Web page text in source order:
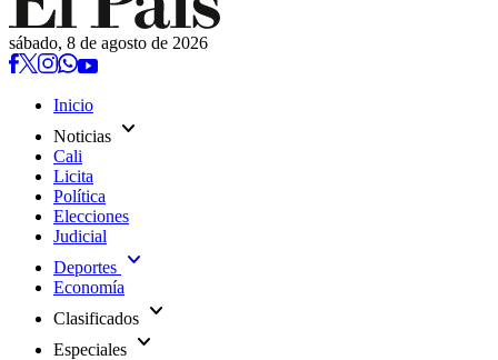
sábado, 8 de agosto de 2026
Inicio
Noticias expand_more
Cali
Licita
Política
Elecciones
Judicial
Deportes expand_more
Economía
Clasificados expand_more
Especiales expand_more